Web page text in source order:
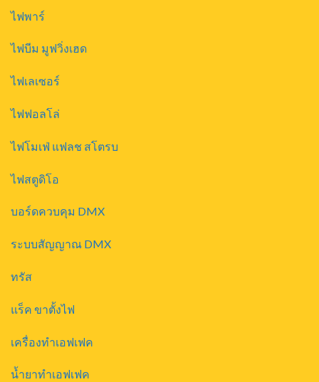
ไฟพาร์
ไฟบีม มูฟวิ่งเฮด
ไฟเลเซอร์
ไฟฟอลโล่
ไฟโมเฟ่ แฟลช สโตรบ
ไฟสตูดิโอ
บอร์ดควบคุม DMX
ระบบสัญญาณ DMX
ทรัส
แร็ค ขาตั้งไฟ
เครื่องทำเอฟเฟค
น้ำยาทำเอฟเฟค